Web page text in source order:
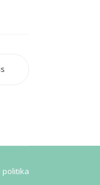
politika